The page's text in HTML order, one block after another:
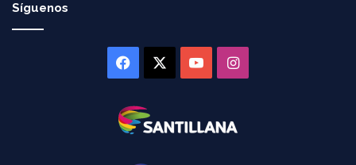
Síguenos
Facebook YouTubeInstagram